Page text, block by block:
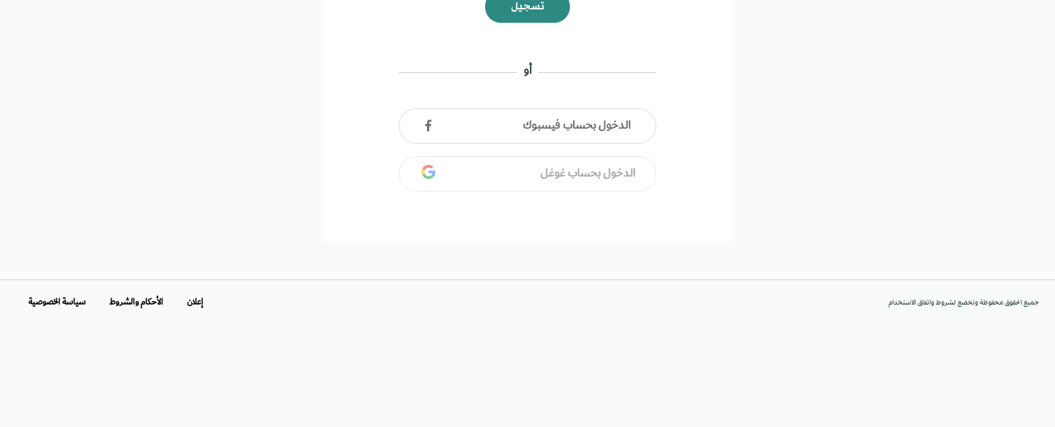
تسجيل
أو
الدخول بحساب فيسبوك
الدخول بحساب غوغل
جميع الحقوق محفوظة وتخضع لشروط واتفاق الاستخدام إعلان الأحكام والشروط سياسة الخصوصية